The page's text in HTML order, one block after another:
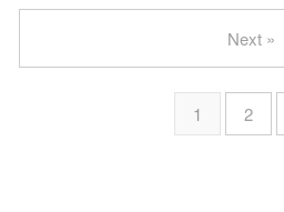
1 2
Next »